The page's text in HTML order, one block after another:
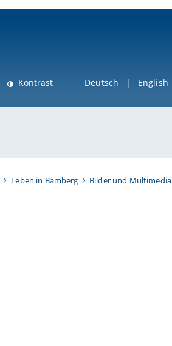
Kontrast Deutsch English
Leben in Bamberg
Bilder und Multimedia